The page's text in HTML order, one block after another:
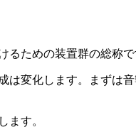
ための装置群の総称で
変化します。まずは
ます。